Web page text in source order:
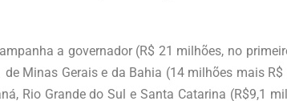
a governador (R$ 21 milhões, no
Minas Gerais e da Bahia (14 milhões mais
Rio Grande do Sul e Santa Catarina (R$9,1